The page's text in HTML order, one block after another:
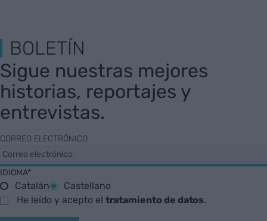
BOLETÍN
Sigue nuestras mejores
historias, reportajes y
entrevistas.
CORREO ELECTRÓNICO
IDIOMA*
Catalán
Castellano
He leído y acepto el tratamiento de datos.